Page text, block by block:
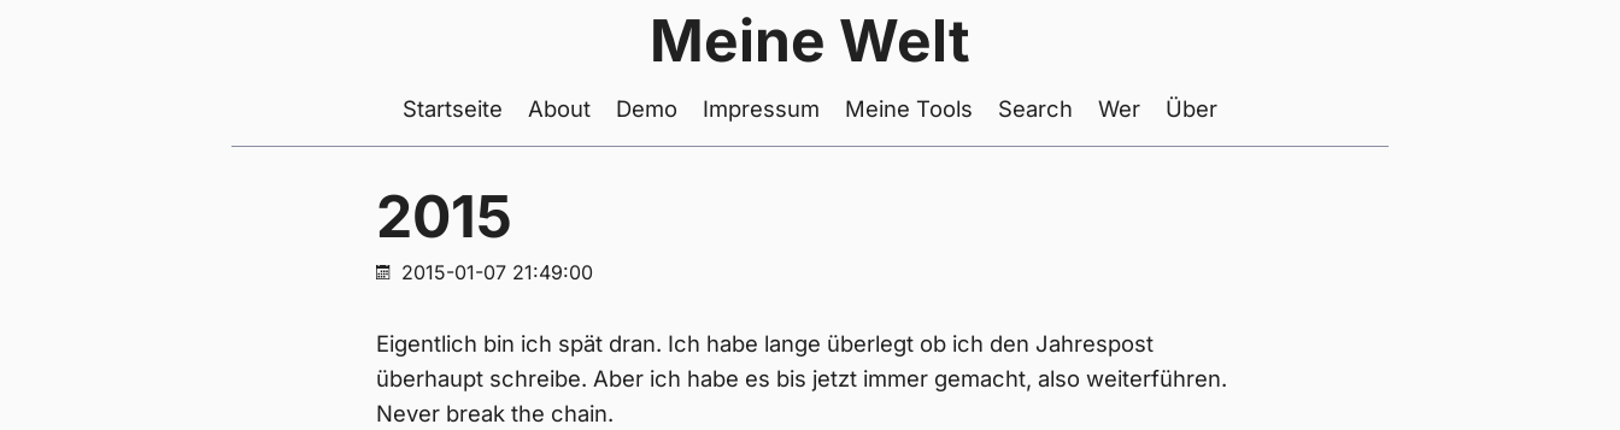
Meine Welt
Startseite About Demo Impressum Meine Tools Search Wer Über
2015
2015-01-07 21:49:00
Eigentlich bin ich spät dran. Ich habe lange überlegt ob ich den Jahrespost
überhaupt schreibe. Aber ich habe es bis jetzt immer gemacht, also weiterführen.
Never break the chain.